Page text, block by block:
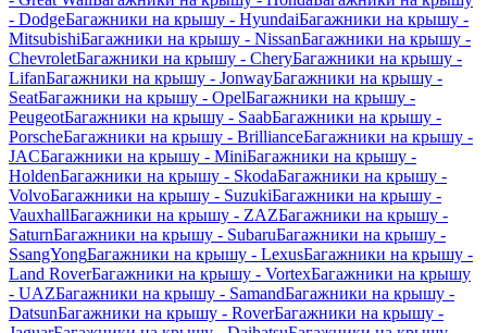
- DodgeБагажники на крышу - HyundaiБагажники на крышу -
MitsubishiБагажники на крышу - NissanБагажники на крышу -
ChevroletБагажники на крышу - CheryБагажники на крышу -
LifanБагажники на крышу - JonwayБагажники на крышу -
SeatБагажники на крышу - OpelБагажники на крышу -
PeugeotБагажники на крышу - SaabБагажники на крышу -
PorscheБагажники на крышу - BrillianceБагажники на крышу -
JACБагажники на крышу - MiniБагажники на крышу -
HoldenБагажники на крышу - SkodaБагажники на крышу -
VolvoБагажники на крышу - SuzukiБагажники на крышу -
VauxhallБагажники на крышу - ZAZБагажники на крышу -
SaturnБагажники на крышу - SubaruБагажники на крышу -
SsangYongБагажники на крышу - LexusБагажники на крышу -
Land RoverБагажники на крышу - VortexБагажники на крышу
- UAZБагажники на крышу - SamandБагажники на крышу -
DatsunБагажники на крышу - RoverБагажники на крышу -